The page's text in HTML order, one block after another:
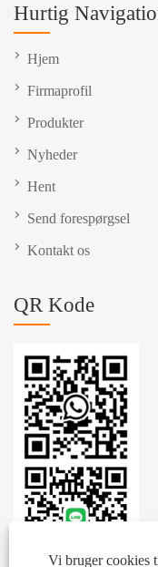
Vi bruger cookies
Hurtig
Hjem
Firmaprofil
Produkter
Nyheder
Hent
Send forespørgsel
Kontakt os
QR Kode